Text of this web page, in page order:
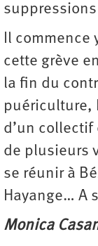
Il commence
cette grève
la fin du
puériculture,
d’un
de plusieurs
se réunir à
Hayange… A
Monica